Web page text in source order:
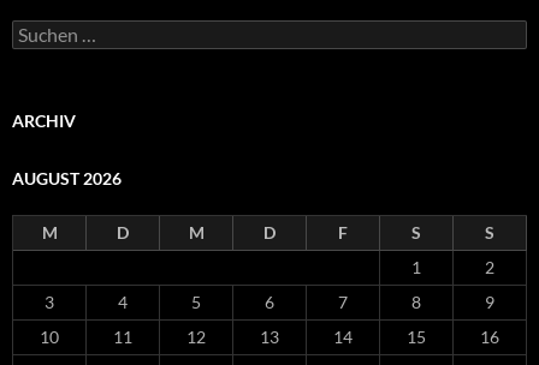
Suchen
nach:
ARCHIV
AUGUST 2026
M D M D F S
S
1
2
3
4 5 6 7 8
9
10
11 12 13 14 15
16